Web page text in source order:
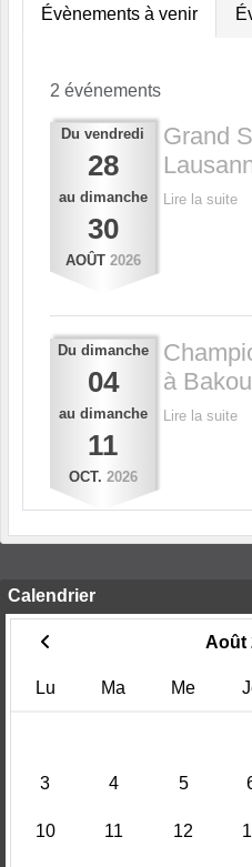
Évènements à venir
2 événements
Du vendredi
28
au dimanche
30
AOÛT 2026
Grand
Lire la suite
Du dimanche
04
au dimanche
11
OCT. 2026
à
Lire la suite
Calendrier
Août
Lu Ma Me
3 4 5
10 11 12